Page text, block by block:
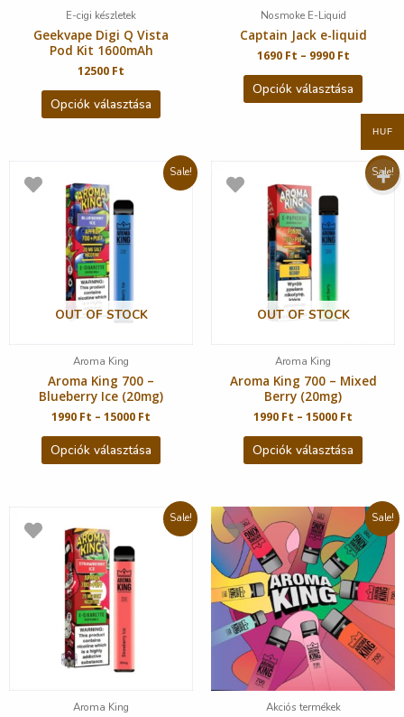
E-cigi készletek
Geekvape Digi Q Vista
Pod Kit 1600mAh
12500 Ft
Opciók választása
Nosmoke E-Liquid
Captain Jack e-liquid
1690 Ft – 9990 Ft
Opciók választása
Sale!
OUT OF STOCK
Aroma King
Aroma King 700 –
Blueberry Ice (20mg)
1990 Ft – 15000 Ft
Opciók választása
Sale!
OUT OF STOCK
Aroma King
Aroma King 700 – Mixed
Berry (20mg)
1990 Ft – 15000 Ft
Opciók választása
Sale!
Aroma King
Sale!
Akciós termékek
HUF